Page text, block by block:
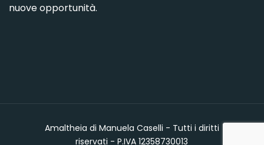
nuove opportunità.
Amaltheia di Manuela Caselli - Tutti i diritti
riservati - P.IVA 12358730013